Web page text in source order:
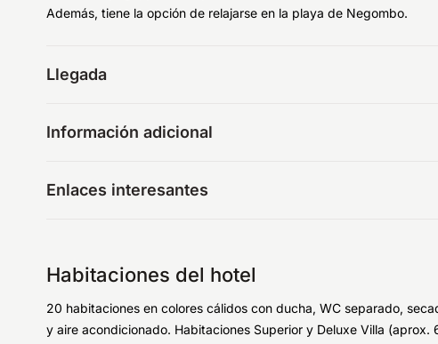
Además, tiene la opción de relajarse en la playa de Negombo.
Llegada
Información adicional
Enlaces interesantes
Habitaciones del hotel
20 habitaciones en colores cálidos con ducha, WC separado,
y aire acondicionado. Habitaciones Superior y Deluxe Villa